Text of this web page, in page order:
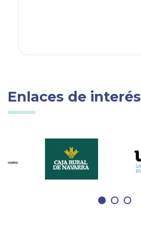
Enlaces de interés